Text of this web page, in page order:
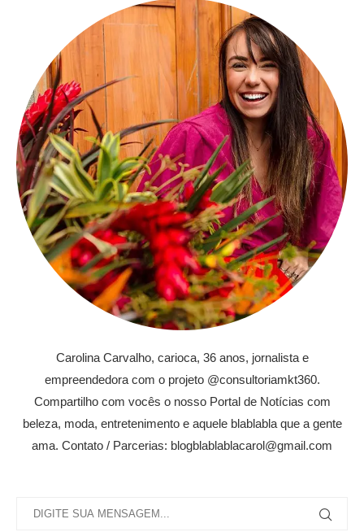
Carolina Carvalho, carioca, 36 anos, jornalista e
empreendedora com o projeto @consultoriamkt360.
Compartilho com vocês o nosso Portal de Notícias com
beleza, moda, entretenimento e aquele blablabla que a gente
ama. Contato / Parcerias: blogblablablacarol@gmail.com